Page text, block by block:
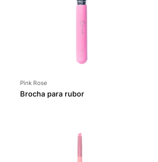
Proveedor:
Pink Rose
Brocha para rubor